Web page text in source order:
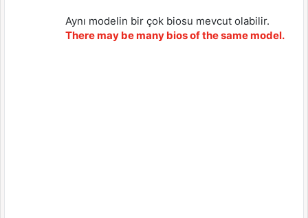
Aynı modelin bir çok biosu mevcut olabilir.
There may be many bios of the same model.